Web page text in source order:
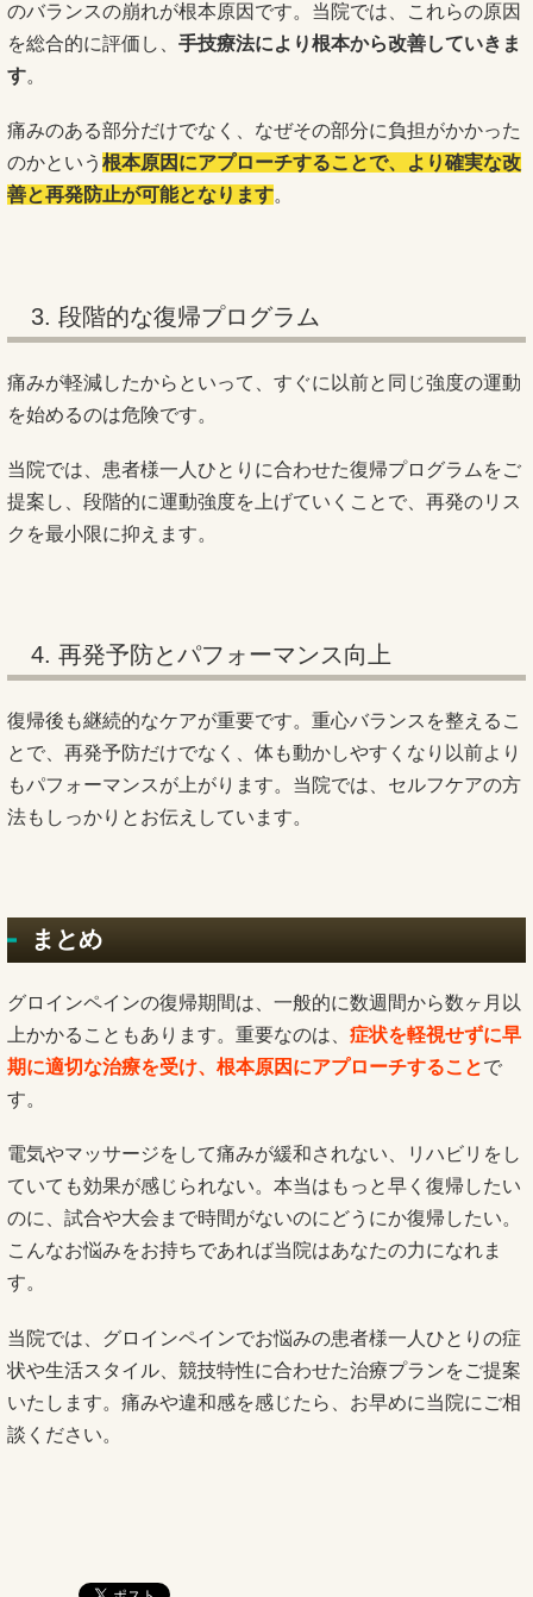
のバランスの崩れが根本原因です。当院では、これらの原因
を総合的に評価し、 手技療法により根本から改善していきま
す。
痛みのある部分だけでなく、なぜその部分に負担がかかった
のかという 根本原因にアプローチすることで、より確実な改
善と再発防止が可能となります。
3. 段階的な復帰プログラム
痛みが軽減したからといって、すぐに以前と同じ強度の運動
を始めるのは危険です。
当院では、患者様一人ひとりに合わせた復帰プログラムをご
提案し、段階的に運動強度を上げていくことで、再発のリス
クを最小限に抑えます。
4. 再発予防とパフォーマンス向上
復帰後も継続的なケアが重要です。重心バランスを整えるこ
とで、再発予防だけでなく、体も動かしやすくなり以前より
もパフォーマンスが上がります。当院では、セルフケアの方
法もしっかりとお伝えしています。
まとめ
グロインペインの復帰期間は、一般的に数週間から数ヶ月以
上かかることもあります。重要なのは、 症状を軽視せずに早
期に適切な治療を受け、根本原因にアプローチすることで
す。
電気やマッサージをして痛みが緩和されない、リハビリをし
ていても効果が感じられない。本当はもっと早く復帰したい
のに、試合や大会まで時間がないのにどうにか復帰したい。
こんなお悩みをお持ちであれば当院はあなたの力になれま
す。
当院では、グロインペインでお悩みの患者様一人ひとりの症
状や生活スタイル、競技特性に合わせた治療プランをご提案
いたします。痛みや違和感を感じたら、お早めに当院にご相
談ください。